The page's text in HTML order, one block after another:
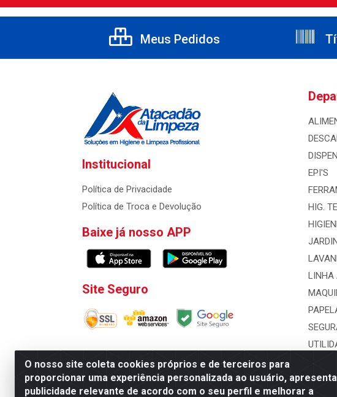
O nosso site coleta cookies próprios e de terceiros para
proporcionar uma experiência personalizada ao usuário,
publicidade relevante de acordo com o seu perfil e melhorar a
Meus Pedidos
Institucional
Política de Privacidade
Política de Troca e Devolução
Baixe já nosso APP
Site Seguro
EPI'S
HIG.
LINHA
Atacadao da Limpeza F. Pereira Queiroz Comercio e